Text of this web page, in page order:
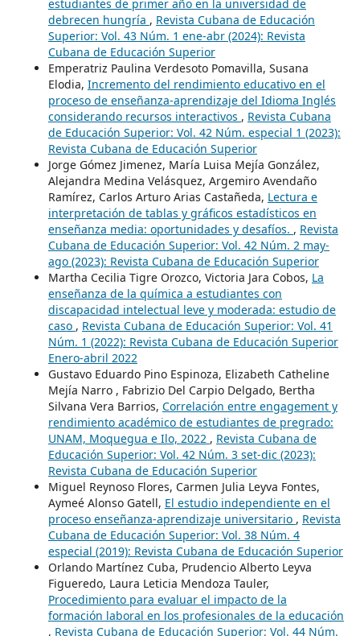
estudiantes de primer año en la universidad de
debrecen hungría , Revista Cubana de Educación
Superior: Vol. 43 Núm. 1 ene-abr (2024): Revista
Cubana de Educación Superior
Emperatriz Paulina Verdesoto Pomavilla, Susana
Elodia, Incremento del rendimiento educativo en el
proceso de enseñanza-aprendizaje del Idioma Inglés
considerando recursos interactivos , Revista Cubana
de Educación Superior: Vol. 42 Núm. especial 1 (2023):
Revista Cubana de Educación Superior
Jorge Gómez Jimenez, María Luisa Mejía González,
Alejandra Medina Velásquez, Argemiro Avendaño
Ramírez, Carlos Arturo Arias Castañeda, Lectura e
interpretación de tablas y gráficos estadísticos en
enseñanza media: oportunidades y desafíos. , Revista
Cubana de Educación Superior: Vol. 42 Núm. 2 may-
ago (2023): Revista Cubana de Educación Superior
Martha Cecilia Tigre Orozco, Victoria Jara Cobos, La
enseñanza de la química a estudiantes con
discapacidad intelectual leve y moderada: estudio de
caso , Revista Cubana de Educación Superior: Vol. 41
Núm. 1 (2022): Revista Cubana de Educación Superior
Enero-abril 2022
Gustavo Eduardo Pino Espinoza, Elizabeth Catheline
Mejía Narro , Fabrizio Del Carpio Delgado, Bertha
Silvana Vera Barrios, Correlación entre engagement y
rendimiento académico de estudiantes de pregrado:
UNAM, Moquegua e Ilo, 2022 , Revista Cubana de
Educación Superior: Vol. 42 Núm. 3 set-dic (2023):
Revista Cubana de Educación Superior
Miguel Reynoso Flores, Carmen Julia Leyva Fontes,
Aymeé Alonso Gatell, El estudio independiente en el
proceso enseñanza-aprendizaje universitario , Revista
Cubana de Educación Superior: Vol. 38 Núm. 4
especial (2019): Revista Cubana de Educación Superior
Orlando Martínez Cuba, Prudencio Alberto Leyva
Figueredo, Laura Leticia Mendoza Tauler,
Procedimiento para evaluar el impacto de la
formación laboral en los profesionales de la educación
, Revista Cubana de Educación Superior: Vol. 44 Núm.